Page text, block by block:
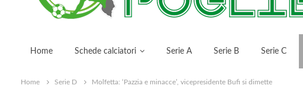
Home Schede calciatori Serie A Serie B Serie C
Home Serie D Molfetta: ‘Pazzia e minacce’, vicepresidente Bufi si dimette